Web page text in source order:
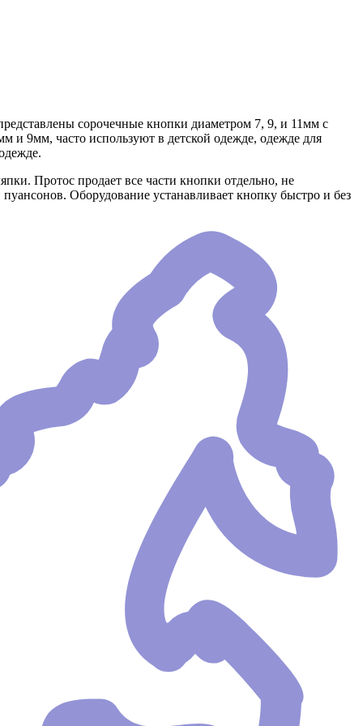
сорочечные кнопки диаметром 7, 9, и 11мм с
9мм, часто используют в детской одежде, одежде для
Протос продает все части кнопки отдельно, не
Оборудование устанавливает кнопку быстро и без